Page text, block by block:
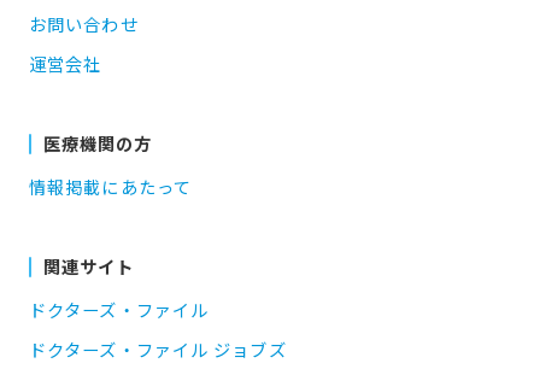
お問い合わせ
運営会社
医療機関の方
情報掲載にあたって
関連サイト
ドクターズ・ファイル
ドクターズ・ファイル ジョブズ